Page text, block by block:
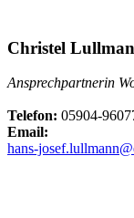
Christel
Ansprechpartnerin
Telefon: 05904-
Email:
hans-